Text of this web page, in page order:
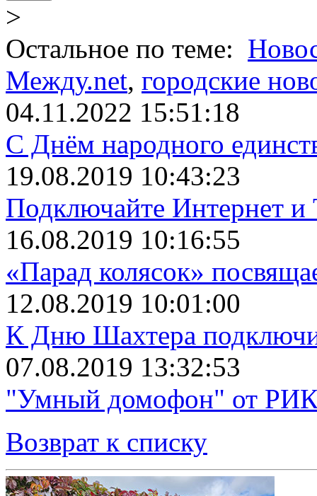
>
Остальное по теме:
Между.net, городские
04.11.2022 15:51:18
С Днём народного
19.08.2019 10:43:23
Подключайте Интернет и
16.08.2019 10:16:55
«Парад колясок»
12.08.2019 10:01:00
К Дню Шахтера
07.08.2019 13:32:53
"Умный домофон" от
Возврат к списку